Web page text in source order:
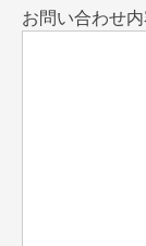
お問い合わせ